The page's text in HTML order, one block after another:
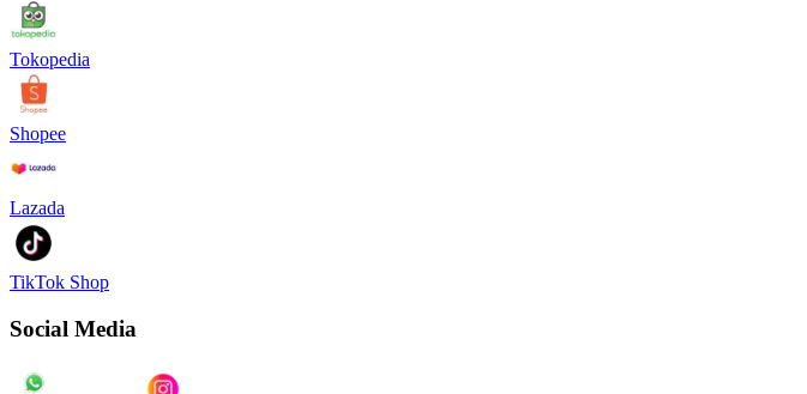
Tokopedia
Shopee
Lazada
TikTok Shop
Social Media